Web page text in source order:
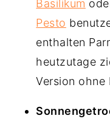
Basilikum
Pesto
enthalten
heutzutage
Version ohne